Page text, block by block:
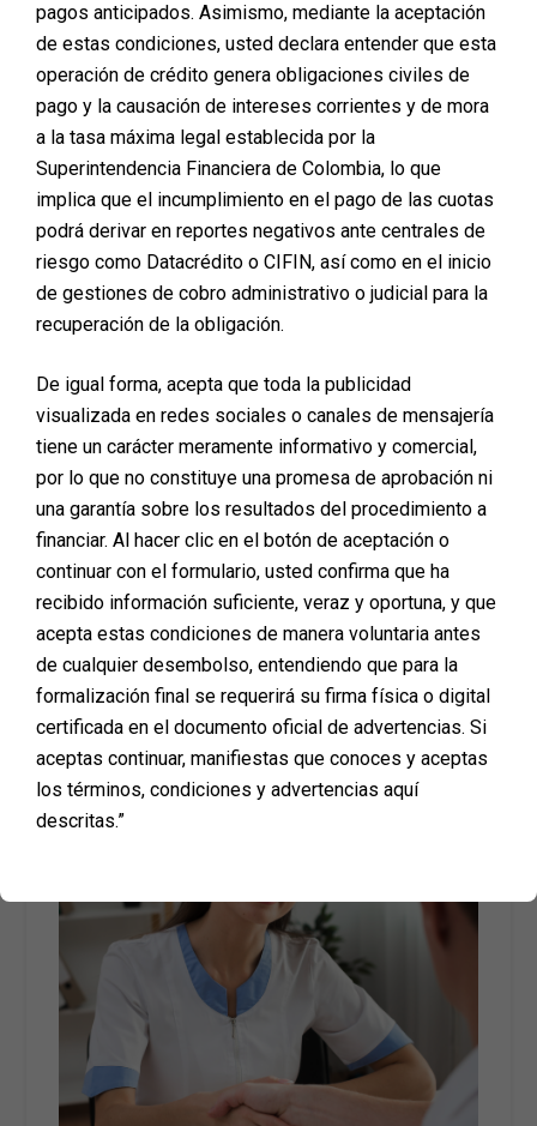
Antes de optar por un procedimiento estético, es
crucial investigar en profundidad. Comprende los
distintos tipos de cirugías disponibles, así como sus
realistas sobre los resultados que puedes esperar.
2.Consulta con Especialistas Certificados
Busca profesionales con una sólida trayectoria, verifica
sus credenciales y no dudes en plantear todas tus
preguntas durante la consulta para despejar cualquier
3. Riesgos y Complicaciones: Infórmate de los
Posibles Desafíos
Todo procedimiento quirúrgico conlleva ciertos riesgos.
Desde complicaciones durante la operación hasta
estar informado sobre los posibles desafíos antes de
tomar una decisión.
pagos anticipados. Asimismo, mediante la aceptación
de estas condiciones, usted declara entender que esta
operación de crédito genera obligaciones civiles de
pago y la causación de intereses corrientes y de mora
a la tasa máxima legal establecida por la
Superintendencia Financiera de Colombia, lo que
implica que el incumplimiento en el pago de las cuotas
podrá derivar en reportes negativos ante centrales de
riesgo como Datacrédito o CIFIN, así como en el inicio
de gestiones de cobro administrativo o judicial para la
recuperación de la obligación.
De igual forma, acepta que toda la publicidad
visualizada en redes sociales o canales de mensajería
tiene un carácter meramente informativo y comercial,
por lo que no constituye una promesa de aprobación ni
una garantía sobre los resultados del procedimiento a
financiar. Al hacer clic en el botón de aceptación o
continuar con el formulario, usted confirma que ha
recibido información suficiente, veraz y oportuna, y que
acepta estas condiciones de manera voluntaria antes
de cualquier desembolso, entendiendo que para la
formalización final se requerirá su firma física o digital
certificada en el documento oficial de advertencias. Si
aceptas continuar, manifiestas que conoces y aceptas
los términos, condiciones y advertencias aquí
descritas.”